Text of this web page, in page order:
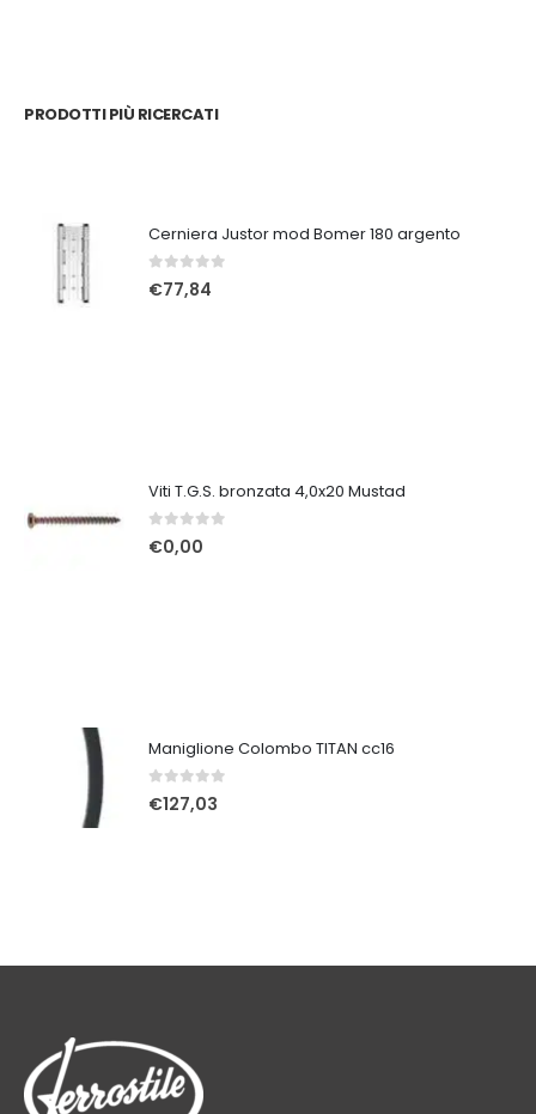
PRODOTTI PIÙ RICERCATI
Cerniera Justor mod Bomer 180 argento
0Su 5
€77,84
Viti T.G.S. bronzata 4,0x20 Mustad
0Su 5
€0,00
Maniglione Colombo TITAN cc16
0Su 5
€127,03